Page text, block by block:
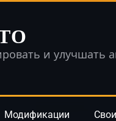
и улучшать
Модификации